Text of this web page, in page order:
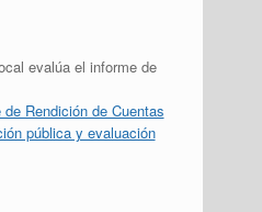
evalúa el informe de
Rendición de Cuentas
pública y evaluación